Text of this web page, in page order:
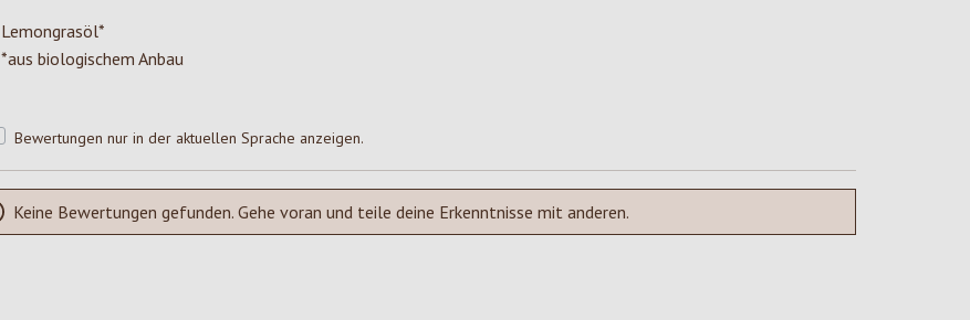
Lemongrasöl*
*aus biologischem Anbau
Bewertungen nur in der aktuellen Sprache anzeigen.
Keine Bewertungen gefunden. Gehe voran und teile deine Erkenntnisse mit anderen.